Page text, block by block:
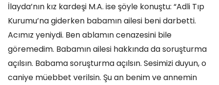
İlayda’nın kız kardeşi M.A. ise şöyle konuştu: “Adli Tıp
Kurumu’na giderken babamın ailesi beni darbetti.
Acımız yeniydi. Ben ablamın cenazesini bile
göremedim. Babamın ailesi hakkında da soruşturma
açılsın. Babama soruşturma açılsın. Sesimizi duyun, o
caniye müebbet verilsin. Şu an benim ve annemin